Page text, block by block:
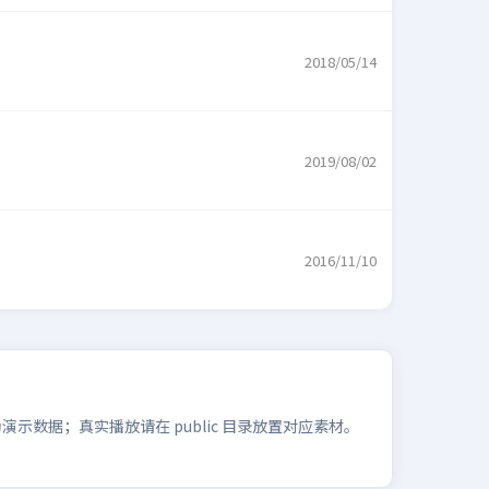
2018/05/14
2019/08/02
2016/11/10
示数据；真实播放请在 public 目录放置对应素材。